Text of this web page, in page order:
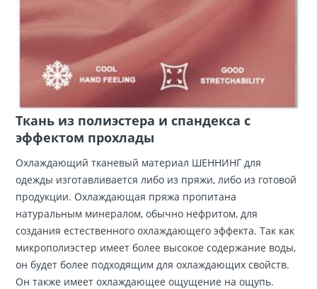
Ткань из полиэстера и спандекса с
эффектом прохлады
Охлаждающий тканевый материал ШЕННИНГ для
одежды изготавливается либо из пряжи, либо из готовой
продукции. Охлаждающая пряжа пропитана
натуральным минералом, обычно нефритом, для
создания естественного охлаждающего эффекта. Так как
микрополиэстер имеет более высокое содержание воды,
он будет более подходящим для охлаждающих свойств.
Он также имеет охлаждающее ощущение на ощупь.